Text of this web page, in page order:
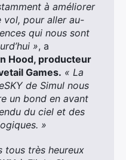
à améliorer
vol, pour aller au-
qui nous sont
», a
Hood, producteur
Games. « La
de Simul nous
un bond en avant
du ciel et des
»
tous très heureux